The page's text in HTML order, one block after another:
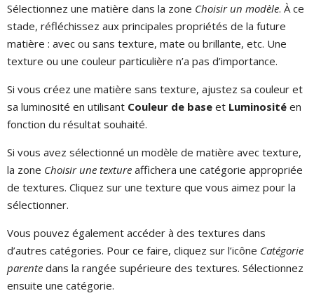
Sélectionnez une matière dans la zone Choisir un modèle. À ce
stade, réfléchissez aux principales propriétés de la future
matière : avec ou sans texture, mate ou brillante, etc. Une
texture ou une couleur particulière n’a pas d’importance.
Si vous créez une matière sans texture, ajustez sa couleur et
sa luminosité en utilisant Couleur de base et Luminosité en
fonction du résultat souhaité.
Si vous avez sélectionné un modèle de matière avec texture,
la zone Choisir une texture affichera une catégorie appropriée
de textures. Cliquez sur une texture que vous aimez pour la
sélectionner.
Vous pouvez également accéder à des textures dans
d’autres catégories. Pour ce faire, cliquez sur l’icône Catégorie
parente dans la rangée supérieure des textures. Sélectionnez
ensuite une catégorie.